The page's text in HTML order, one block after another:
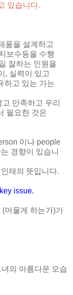
있습니다.
품을 설계하고
보수등을 수행
잘하는 인원을
, 실력이 있고
하고 있는 가는
만족하고 우리
필요한 것은
이나 people
경향이 있습니
재의 뜻입니다.
issue.
머물게 하는가)가
의 아름다운 모습